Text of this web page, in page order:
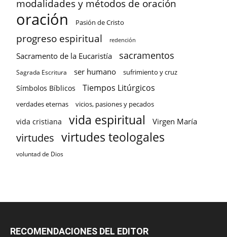
modalidades y métodos de oración
oración Pasión de Cristo
progreso espiritual redención
Sacramento de la Eucaristía sacramentos
Sagrada Escritura ser humano sufrimiento y cruz
Símbolos Bíblicos Tiempos Litúrgicos
verdades eternas vicios, pasiones y pecados
vida cristiana vida espiritual Virgen María
virtudes virtudes teologales
voluntad de Dios
RECOMENDACIONES DEL EDITOR